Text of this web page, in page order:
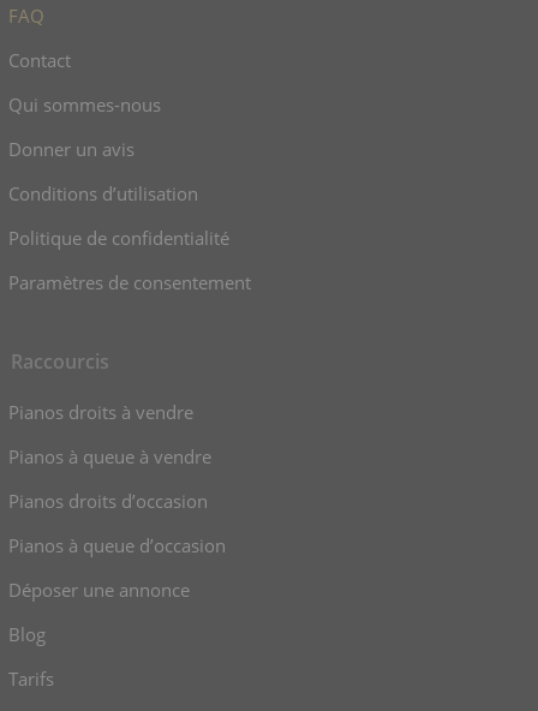
FAQ
Contact
Qui sommes-nous
Donner un avis
Conditions d’utilisation
Politique de confidentialité
Paramètres de consentement
Raccourcis
Pianos droits à vendre
Pianos à queue à vendre
Pianos droits d’occasion
Pianos à queue d’occasion
Déposer une annonce
Blog
Tarifs